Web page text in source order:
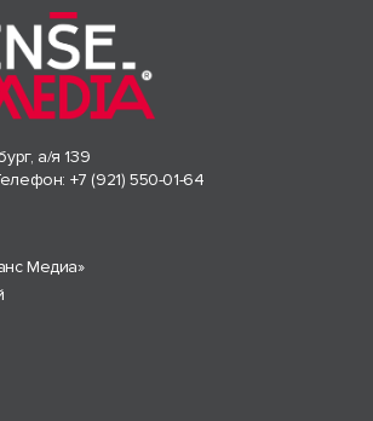
а/я 139
+7 (921) 550-01-64
Медиа»